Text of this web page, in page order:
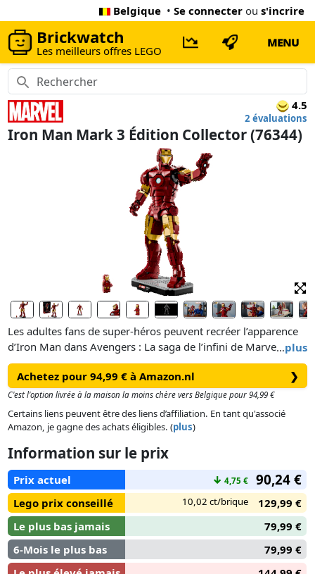
Belgique • Se connecter ou s'incrire
Brickwatch
Les meilleurs offres LEGO
MENU
4.5
2 évaluations
Iron Man Mark 3 Édition Collector (76344)
…plus
Les adultes fans de super-héros peuvent recréer l’apparence
d’Iron Man dans Avengers : La saga de l’infini de Marvel
Studios avec la figurine d’Iron Man Mark 3 Édition Collector
LEGO® ǀ Marvel (76344). Contenant 1 297 pièces et
mesurant plus de 38cm de haut, ce set est un formidable
cadeau à offrir à des hommes et des femmes fans d’Iron Man
et de LEGO® de 18 ans et plus.
Créez des poses dynamiques avec l’armure Iron Man Mark 3
réaliste et détaillée en orientant le cou, la taille, les épaules, l
es poignets et les mains de la figurine articulée. Ornée de
touches dorées et reposant sur une base robuste avec une
plaque nominative, cette figurine LEGO ǀ Marvel est un bel
objet décoratif à l’effigie d’un super-héros. L’armure Mark 3
inclut enoutre une minifigurine d’Iron Man, prête à passer à
l’action.
Achetez pour 94,99 € à Amazon.nl ❯
C'est l'option livrée à la maison la moins chère vers Belgique pour 94,99 €
Certains liens peuvent être des liens d’affiliation. En tant qu'associé
Amazon, je gagne des achats éligibles. (plus)
Information sur le prix
Prix actuel ↓ 4,75 € 90,24 €
Lego prix conseillé 10,02 ct/brique
129,99 €
Le plus bas jamais
79,99 €
6-Mois le plus bas
79,99 €